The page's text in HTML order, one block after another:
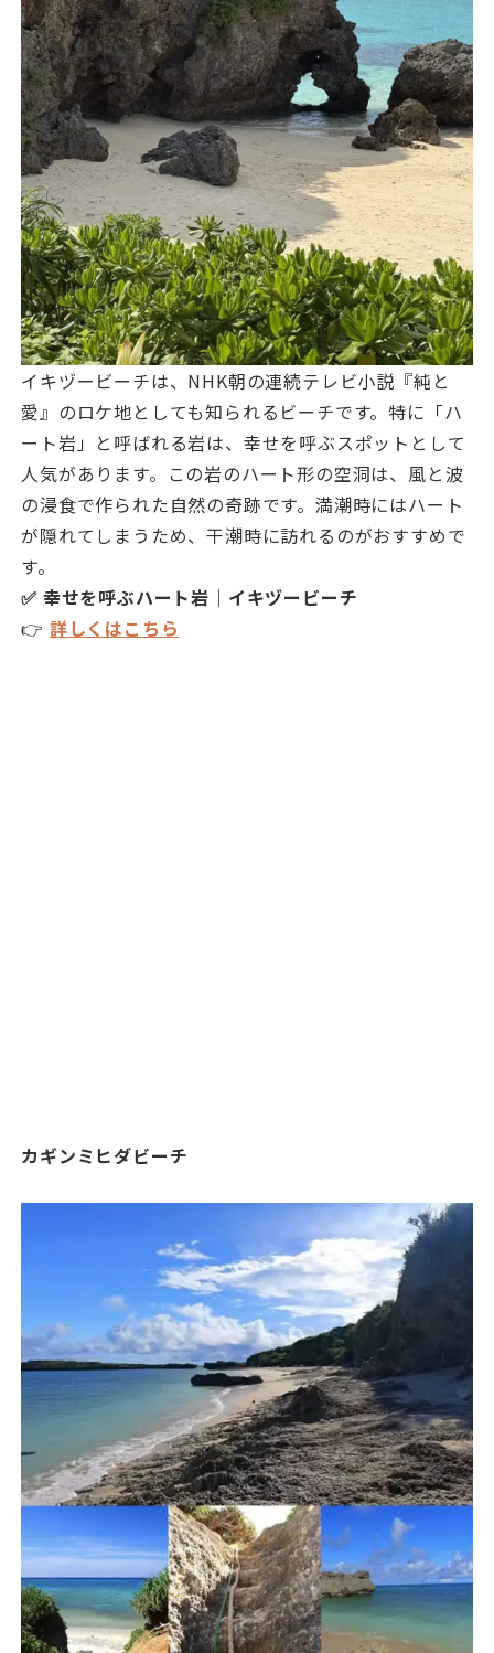
イキヅービーチは、NHK朝の連続テレビ小説『純と
愛』のロケ地としても知られるビーチです。特に「ハ
ート岩」と呼ばれる岩は、幸せを呼ぶスポットとして
人気があります。この岩のハート形の空洞は、風と波
の浸食で作られた自然の奇跡です。満潮時にはハート
が隠れてしまうため、干潮時に訪れるのがおすすめで
す。
✅ 幸せを呼ぶハート岩｜イキヅービーチ
👉 詳しくはこちら
カギンミヒダビーチ